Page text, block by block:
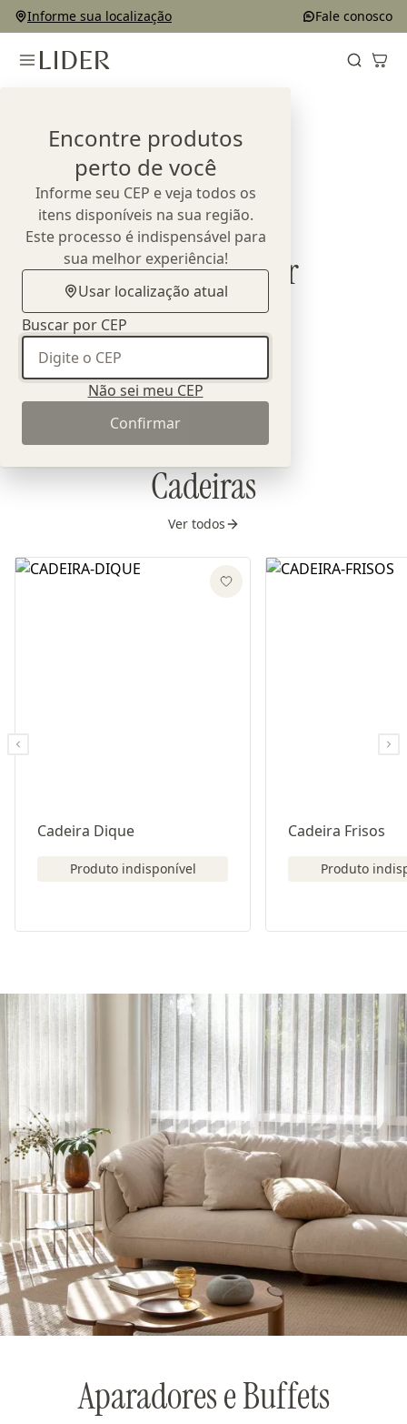
Informe sua localização Fale conosco
Encontre produtos
perto de você
Informe seu CEP e veja todos os
itens disponíveis na sua região.
Este processo é indispensável para
sua melhor experiência!
Usar localização atual
Buscar por CEP
Não sei meu CEP
Confirmar
Sala de Jantar
Mesas de Jantar
Ver todos
Cadeiras
Ver todos
Cadeira Dique
Produto indisponível
Cadeira Frisos
Produto
Aparadores e Buffets